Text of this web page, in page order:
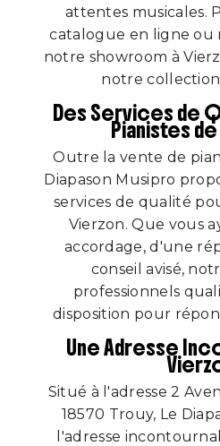
attentes musicales.
catalogue en ligne ou
notre showroom à
notre
Des Services de
Pianistes
Outre la vente de
Diapason Musipro
services de qualité
Vierzon. Que vous
accordage, d'une
conseil avisé,
professionnels
disposition pour
Une Adresse
Situé à l'adresse 2
18570 Trouy, Le
l'adresse